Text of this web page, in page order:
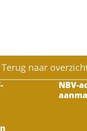
Terug naar
NBV-